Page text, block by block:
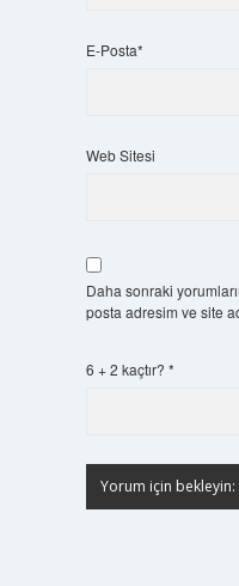
E-Posta*
Web Sitesi
Daha sonraki
posta adresim ve site
6 + 2 kaçtır? *